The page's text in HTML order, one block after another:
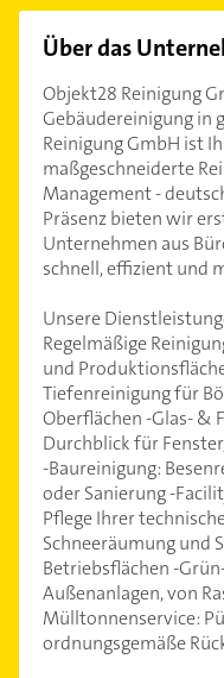
Über das
Objekt28 Reinigung
Gebäudereinigung in
Reinigung GmbH ist
maßgeschneiderte
Management -
Präsenz bieten wir
Unternehmen aus
schnell, effizient und
Unsere
Regelmäßige
und
Tiefenreinigung für
Oberflächen -Glas- &
Durchblick für
-Baureinigung:
oder Sanierung -
Pflege Ihrer
Schneeräumung und
Betriebsflächen -
Außenanlagen, von
Mülltonnenservice:
ordnungsgemäße